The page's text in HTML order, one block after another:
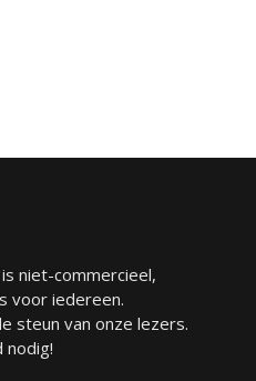
niet-commercieel,
voor iedereen.
steun van onze lezers.
nodig!